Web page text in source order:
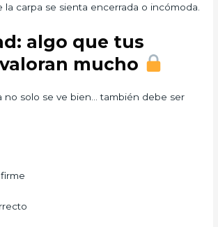
la carpa se sienta encerrada o incómoda.
algo que tus
mucho
no solo se ve bien… también debe ser